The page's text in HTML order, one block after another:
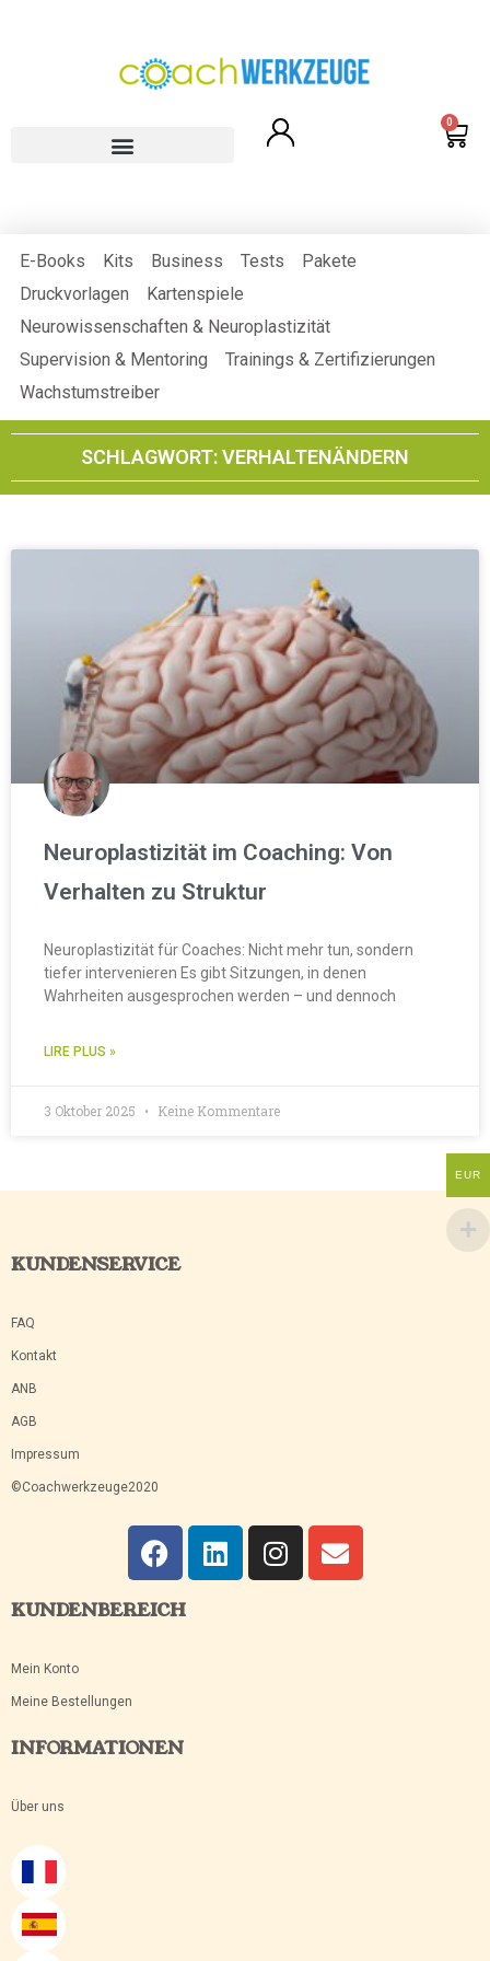
0
E-Books Kits Business Tests
Pakete
Druckvorlagen
Kartenspiele
Neurowissenschaften & Neuroplastizität
Supervision & Mentoring
Trainings & Zertifizierungen
Wachstumstreiber
SCHLAGWORT: VERHALTENÄNDERN
Neuroplastizität im Coaching: Von
Verhalten zu Struktur
Neuroplastizität für Coaches: Nicht mehr tun, sondern
tiefer intervenieren Es gibt Sitzungen, in denen
Wahrheiten ausgesprochen werden – und dennoch
LIRE PLUS »
3 Oktober 2025 Keine Kommentare
KUNDENSERVICE
FAQ
Kontakt
ANB
AGB
Impressum
©Coachwerkzeuge2020
KUNDENBEREICH
Mein Konto
Meine Bestellungen
INFORMATIONEN
Über uns
EUR